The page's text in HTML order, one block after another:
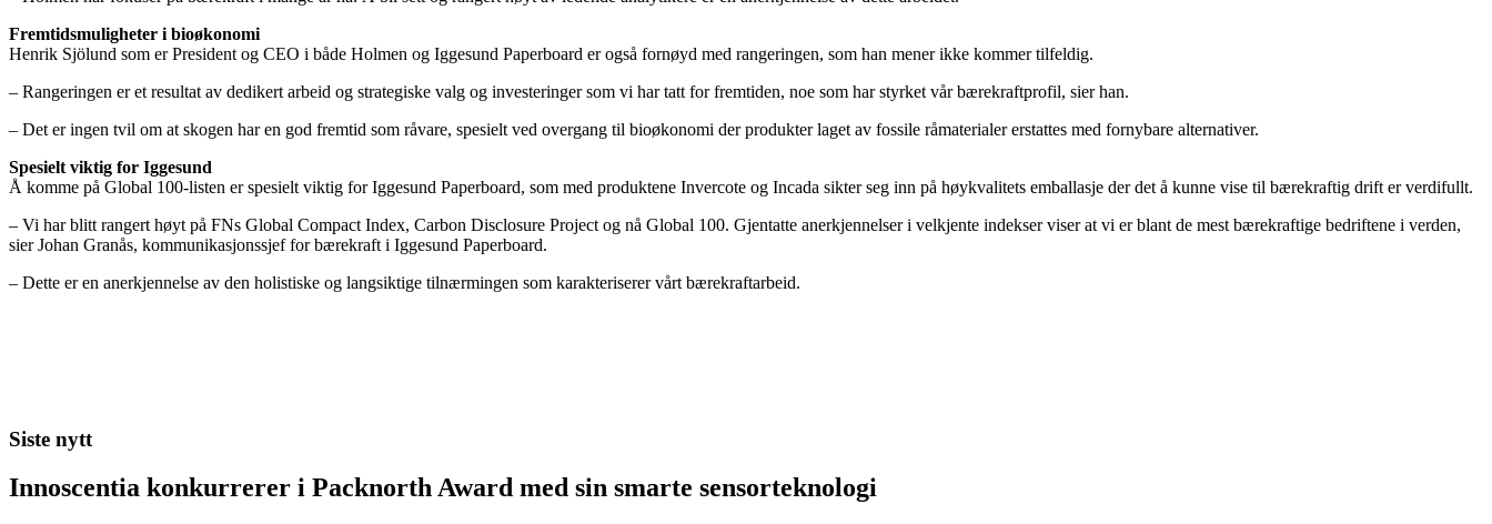
Fremtidsmuligheter i bioøkonomi
Henrik Sjölund som er President og CEO i både Holmen og Iggesund Paperboard er også fornøyd med rangeringen, som han mener ikke kommer tilfeldig.
– Rangeringen er et resultat av dedikert arbeid og strategiske valg og investeringer som vi har tatt for fremtiden, noe som har styrket vår bærekraftprofil, sier han.
– Det er ingen tvil om at skogen har en god fremtid som råvare, spesielt ved overgang til bioøkonomi der produkter laget av fossile råmaterialer erstattes med fornybare alternativer.
Spesielt viktig for Iggesund
Å komme på Global 100-listen er spesielt viktig for Iggesund Paperboard, som med produktene Invercote og Incada sikter seg inn på høykvalitets emballasje der det å kunne vise til bærekraftig drift er verdifullt.
– Vi har blitt rangert høyt på FNs Global Compact Index, Carbon Disclosure Project og nå Global 100. Gjentatte anerkjennelser i velkjente indekser viser at vi er blant de mest bærekraftige bedriftene i verden,
sier Johan Granås, kommunikasjonssjef for bærekraft i Iggesund Paperboard.
– Dette er en anerkjennelse av den holistiske og langsiktige tilnærmingen som karakteriserer vårt bærekraftarbeid.
Siste nytt
Innoscentia konkurrerer i Packnorth Award med sin smarte sensorteknologi